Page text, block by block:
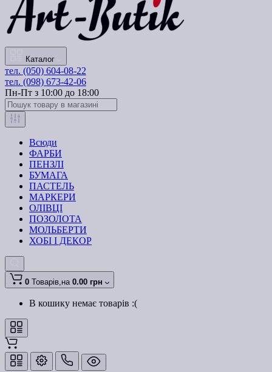
Каталог
тел. (050) 604-08-22
тел. (098) 673-42-06
Пн-Пт з 10:00 до 18:00
Всюди
ФАРБИ
ПЕНЗЛІ
БУМАГА
ПАСТЕЛЬ
МАРКЕРИ
ОЛІВЦІ
ПОЗОЛОТА
МОЛЬБЕРТИ
ХОБІ І ДЕКОР
0 Товарів,на 0.00 грн
В кошику немає товарів :(